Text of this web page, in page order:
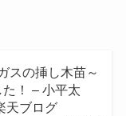
スの挿し木苗～
！ – 小平太
天ブログ